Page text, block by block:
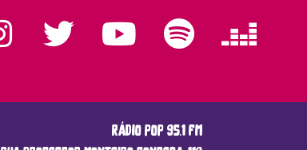
rádio pop 95.1 fm